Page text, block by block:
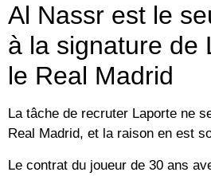
Al Nassr est le
à la signature de
le Real Madrid
La tâche de recruter Laporte ne
Real Madrid, et la raison en est
Le contrat du joueur de 30 ans